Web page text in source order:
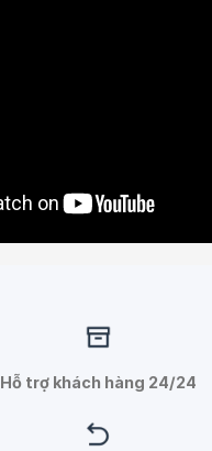
Hỗ trợ khách hàng 24/24